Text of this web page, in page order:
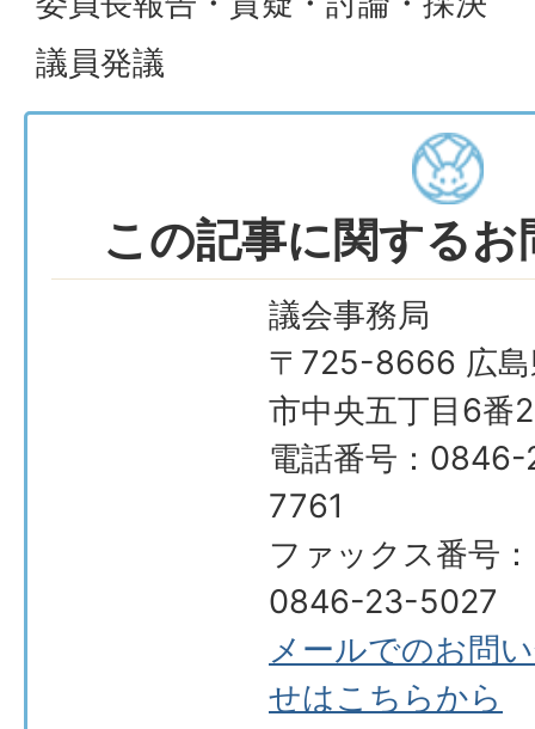
議員発議
この記事に関する
議会事務局
〒725-8666 広島
市中央五丁目6番
電話番号：
7761
ファックス番号：
0846-23-5027
メールでのお問
せはこちらから